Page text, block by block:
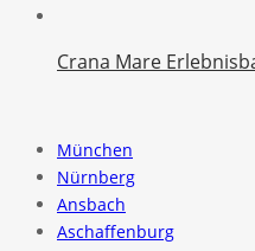
Crana Mare
München
Nürnberg
Ansbach
Aschaffenburg